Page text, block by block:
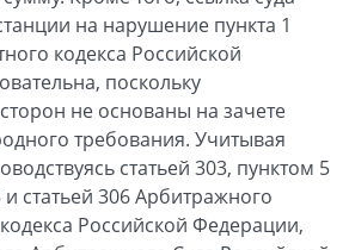
на нарушение пункта 1
кодекса Российской
поскольку
не основаны на зачете
требования. Учитывая
статьей 303, пунктом 5
и статьей 306 Арбитражного
Российской Федерации,